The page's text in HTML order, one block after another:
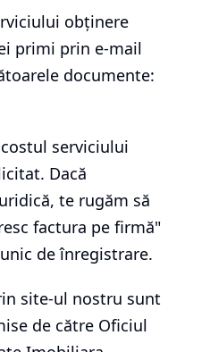
obținere
primi prin e-mail
documente:
serviciului
Dacă
te rugăm să
factura pe firmă"
de înregistrare.
site-ul nostru sunt
de către Oficiul